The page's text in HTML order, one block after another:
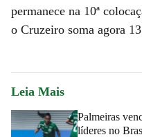
permanece na 10ª
o Cruzeiro soma agora
Leia Mais
Palmeiras
líderes no